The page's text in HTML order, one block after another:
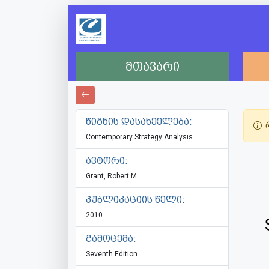
მთავარი
წიგნის დასახეელება:
Contemporary Strategy Analysis
ავტორი:
Grant, Robert M.
პუბლიკაციის წელი:
2010
გამოცემა:
Seventh Edition